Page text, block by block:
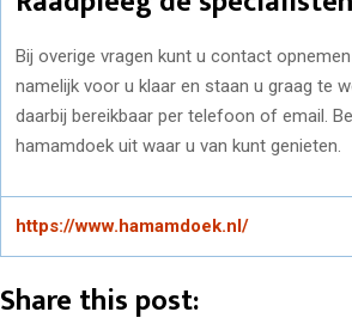
Bij overige vragen kunt u contact
namelijk voor u klaar en staan u graag te
daarbij bereikbaar per telefoon of email.
hamamdoek uit waar u van kunt genieten.
https://www.hamamdoek.nl/
Share this post: